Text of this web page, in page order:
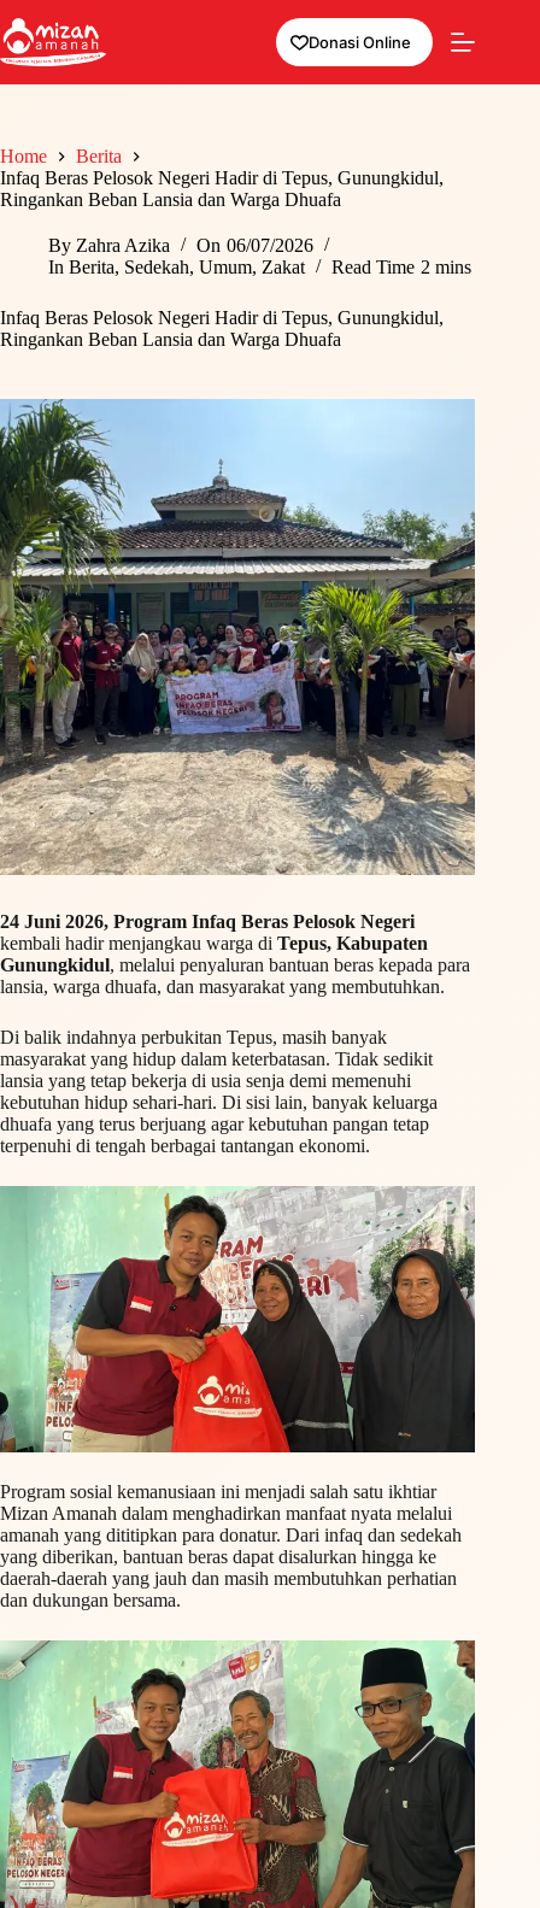
to
content
Donasi Online
Home
Berita
Infaq Beras Pelosok Negeri Hadir di Tepus, Gunungkidul,
Ringankan Beban Lansia dan Warga Dhuafa
By Zahra Azika On 06/07/2026
In Berita, Sedekah,Umum, Zakat Read Time 2 mins
Infaq Beras Pelosok Negeri Hadir di Tepus, Gunungkidul,
Ringankan Beban Lansia dan Warga Dhuafa
24 Juni 2026, Program Infaq Beras Pelosok Negeri
kembali hadir menjangkau warga di Tepus, Kabupaten
Gunungkidul, melalui penyaluran bantuan beras kepada para
lansia, warga dhuafa, dan masyarakat yang membutuhkan.
Di balik indahnya perbukitan Tepus, masih banyak
masyarakat yang hidup dalam keterbatasan. Tidak sedikit
lansia yang tetap bekerja di usia senja demi memenuhi
kebutuhan hidup sehari-hari. Di sisi lain, banyak keluarga
dhuafa yang terus berjuang agar kebutuhan pangan tetap
terpenuhi di tengah berbagai tantangan ekonomi.
Program sosial kemanusiaan ini menjadi salah satu ikhtiar
Mizan Amanah dalam menghadirkan manfaat nyata melalui
amanah yang dititipkan para donatur. Dari infaq dan sedekah
yang diberikan, bantuan beras dapat disalurkan hingga ke
daerah-daerah yang jauh dan masih membutuhkan perhatian
dan dukungan bersama.